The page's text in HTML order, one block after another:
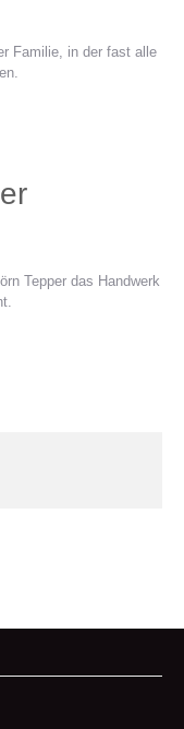
Familie, in der fast alle
Tepper das Handwerk